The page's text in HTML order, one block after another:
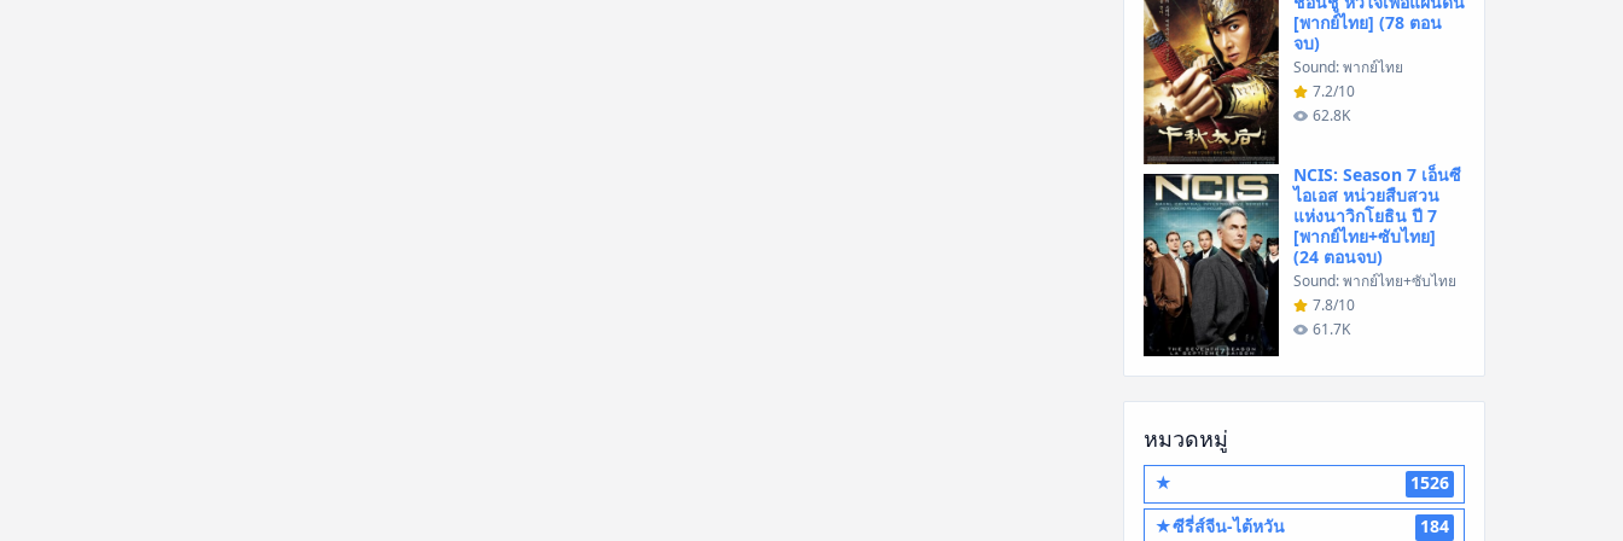
[พากย์ไทย] (78 ตอน
จบ)
Sound: พากย์ไทย
7.2/10
62.8K
NCIS: Season 7 เอ็นซี
ไอเอส หน่วยสืบสวน
แห่งนาวิกโยธิน ปี 7
[พากย์ไทย+ซับไทย]
(24 ตอนจบ)
Sound: พากย์ไทย+ซับไทย
7.8/10
61.7K
หมวดหมู่
★
1526
★ซีรี่ส์จีน-ไต้หวัน
184